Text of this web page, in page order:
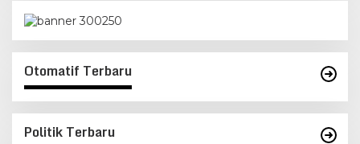
Otomatif Terbaru
Politik Terbaru